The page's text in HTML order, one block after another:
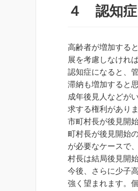
４ 認知症
高齢者が増加する
展を考慮しなければ
認知症になると、
滞納も増加すると
成年後見人などが
求する権利があり
市町村長が後見開
町村長が後見開始
が必要なケースで
村長は結局後見開
今後、さらに少子
強く望まれます。